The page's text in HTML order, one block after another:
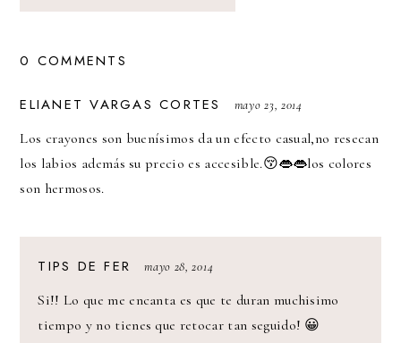
0 COMMENTS
ELIANET VARGAS CORTES SAYS:
mayo 23, 2014
Los crayones son buenísimos da un efecto casual,no resecan
los labios además su precio es accesible.😚👄👄los colores
son hermosos.
TIPS DE FER SAYS:
mayo 28, 2014
Si!! Lo que me encanta es que te duran muchisimo
tiempo y no tienes que retocar tan seguido! 😀